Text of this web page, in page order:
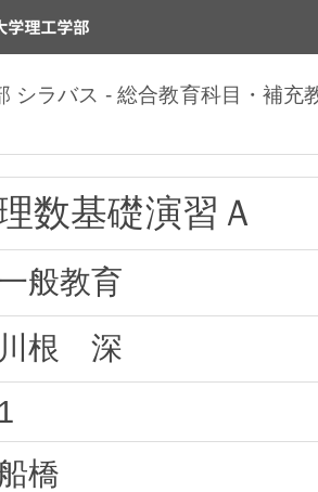
シラバス - 総合教育科目・補充
数基礎演習Ａ
般教育
川根 深
1
橋